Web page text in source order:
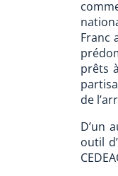
Franc
prêts
de
D’un
outil